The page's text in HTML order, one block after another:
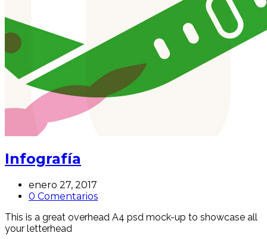
Infografía
enero 27, 2017
0 Comentarios
This is a great overhead A4 psd mock-up to showcase all
your letterhead